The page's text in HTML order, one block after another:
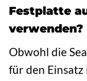
Festplatte
verwenden?
Obwohl die
für den